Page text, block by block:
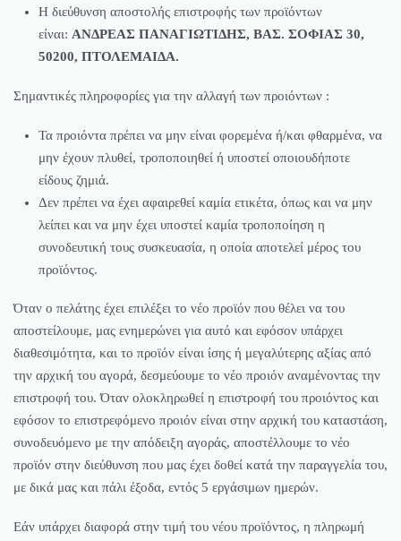
Η διεύθυνση αποστολής επιστροφής των προϊόντων
είναι: ΑΝΔΡΕΑΣ ΠΑΝΑΓΙΩΤΙΔΗΣ, ΒΑΣ. ΣΟΦΙΑΣ 30,
50200, ΠΤΟΛΕΜΑΙΔΑ.
Σημαντικές πληροφορίες για την αλλαγή των προιόντων :
Τα προιόντα πρέπει να μην είναι φορεμένα ή/και φθαρμένα, να
μην έχουν πλυθεί, τροποποιηθεί ή υποστεί οποιουδήποτε
είδους ζημιά.
Δεν πρέπει να έχει αφαιρεθεί καμία ετικέτα, όπως και να μην
λείπει και να μην έχει υποστεί καμία τροποποίηση η
συνοδευτική τους συσκευασία, η οποία αποτελεί μέρος του
προϊόντος.
Όταν ο πελάτης έχει επιλέξει το νέο προϊόν που θέλει να του
αποστείλουμε, μας ενημερώνει για αυτό και εφόσον υπάρχει
διαθεσιμότητα, και το προϊόν είναι ίσης ή μεγαλύτερης αξίας από
την αρχική του αγορά, δεσμεύουμε το νέο προιόν αναμένοντας την
επιστροφή του. Όταν ολοκληρωθεί η επιστροφή του προιόντος και
εφόσον το επιστρεφόμενο προιόν είναι στην αρχική του καταστάση,
συνοδευόμενο με την απόδειξη αγοράς, αποστέλλουμε το νέο
προϊόν στην διεύθυνση που μας έχει δοθεί κατά την παραγγελία του,
με δικά μας και πάλι έξοδα, εντός 5 εργάσιμων ημερών.
Εάν υπάρχει διαφορά στην τιμή του νέου προϊόντος, η πληρωμή